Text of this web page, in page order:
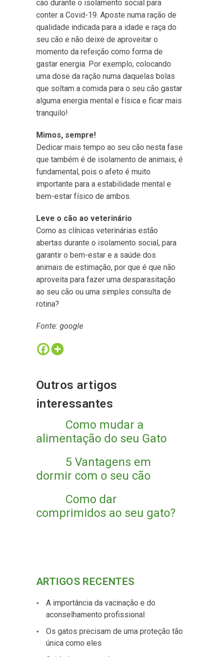
cão durante o isolamento social para
conter a Covid-19. Aposte numa ração de
qualidade indicada para a idade e raça do
seu cão e não deixe de aproveitar o
momento da refeição como forma de
gastar energia. Por exemplo, colocando
uma dose da ração numa daquelas bolas
que soltam a comida para o seu cão gastar
alguma energia mental e física e ficar mais
tranquilo!
Mimos, sempre!
Dedicar mais tempo ao seu cão nesta fase
que também é de isolamento de animais, é
fundamental, pois o afeto é muito
importante para a estabilidade mental e
bem-estar físico de ambos.
Leve o cão ao veterinário
Como as clínicas veterinárias estão
abertas durante o isolamento social, para
garantir o bem-estar e a saúde dos
animais de estimação, por que é que não
aproveita para fazer uma desparasitação
ao seu cão ou uma simples consulta de
rotina?
Fonte: google
Outros artigos
interessantes
Como mudar a
alimentação do seu Gato
5 Vantagens em
dormir com o seu cão
Como dar
comprimidos ao seu gato?
ARTIGOS RECENTES
A importância da vacinação e do
aconselhamento profissional
Os gatos precisam de uma proteção tão
única como eles